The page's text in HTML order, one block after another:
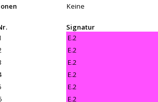
Keine
Signatur
E.2
E.2
E.2
E.2
E.2
E.2